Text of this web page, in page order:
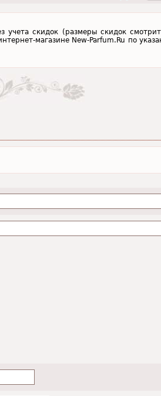
учета скидок (размеры скидок
магазине New-Parfum.Ru по